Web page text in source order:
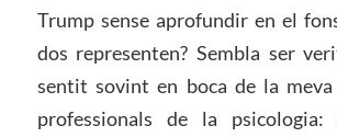
Trump sense aprofundir en el
dos representen? Sembla ser
sentit sovint en boca de la
professionals de la psicologia: